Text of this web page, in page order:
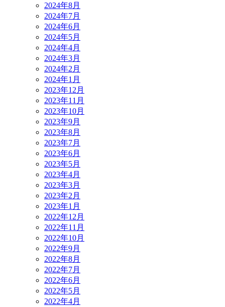
2024年8月
2024年7月
2024年6月
2024年5月
2024年4月
2024年3月
2024年2月
2024年1月
2023年12月
2023年11月
2023年10月
2023年9月
2023年8月
2023年7月
2023年6月
2023年5月
2023年4月
2023年3月
2023年2月
2023年1月
2022年12月
2022年11月
2022年10月
2022年9月
2022年8月
2022年7月
2022年6月
2022年5月
2022年4月